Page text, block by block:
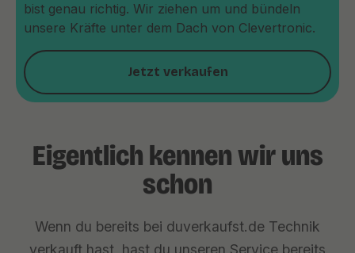
bist genau richtig. Wir ziehen um und bündeln
unsere Kräfte unter dem Dach von Clevertronic.
Jetzt verkaufen
Eigentlich kennen wir uns
schon
Wenn du bereits bei duverkaufst.de Technik
verkauft hast, hast du unseren Service bereits